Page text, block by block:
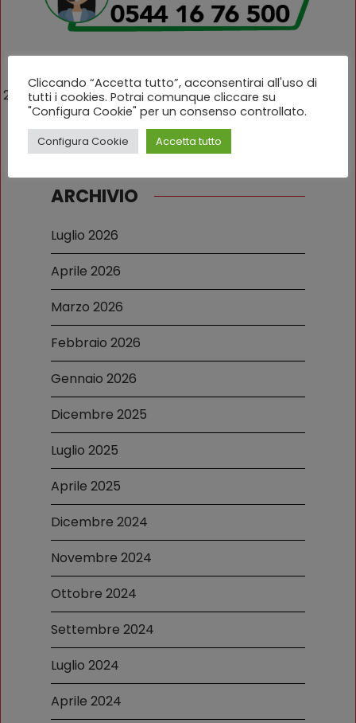
23 Gennaio 2026
ARCHIVIO
Luglio 2026
Aprile 2026
Marzo 2026
Febbraio 2026
Gennaio 2026
Dicembre 2025
Luglio 2025
Aprile 2025
Dicembre 2024
Novembre 2024
Ottobre 2024
Settembre 2024
Luglio 2024
Aprile 2024
Cliccando “Accetta tutto”, acconsentirai all'uso di
tutti i cookies. Potrai comunque cliccare su
"Configura Cookie" per un consenso controllato.
Configura Cookie Accetta tutto